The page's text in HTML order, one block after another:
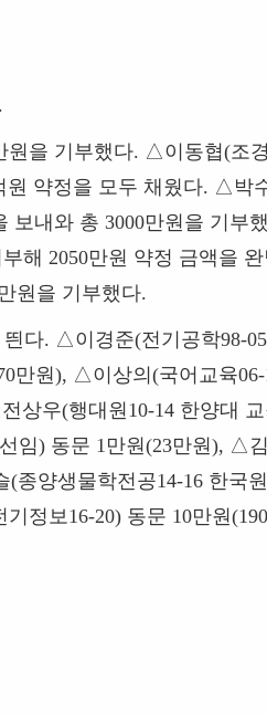
원을 기부했다. △이동협(조경
원 약정을 모두 채웠다. △ 박
보내와 총 3000만원을 기부
해 2050만원 약정 금액을
원을 기부했다.
다. △이경준(전기공학98-05
만원), △이상의 (국어교육
전상우(행대원 10-14 한양대
임) 동문 1만원(23만원), △
(종양생물학전공14-16 한국
기정보16-20) 동문 10만원(190